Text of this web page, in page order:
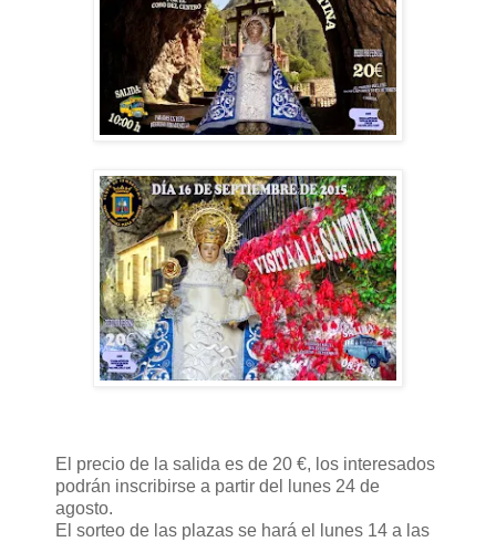
El precio de la salida es de 20 €, los interesados
podrán inscribirse a partir del lunes 24 de
agosto.
El sorteo de las plazas se hará el lunes 14 a las